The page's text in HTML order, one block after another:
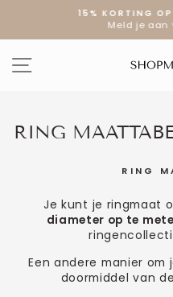
artikel
15% KORTING OP
Meld je aan
SITE NAVIGATIE
RING
RING
Je kunt je ringmaat
diameter op te
Een andere manier
doormiddel van